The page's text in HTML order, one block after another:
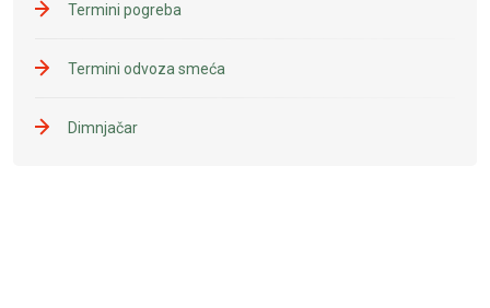
Termini pogreba
Termini odvoza smeća
Dimnjačar